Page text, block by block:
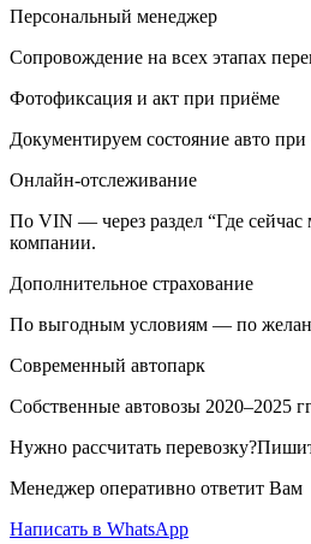
Персональный менеджер
Сопровождение на всех этапах
Фотофиксация и акт при приёме
Документируем состояние авто
Онлайн-отслеживание
По VIN — через раздел “Где сейчас
компании.
Дополнительное страхование
По выгодным условиям — по
Современный автопарк
Собственные автовозы 2020–2025
Нужно рассчитать
Менеджер оперативно ответит Вам
Написать в WhatsApp